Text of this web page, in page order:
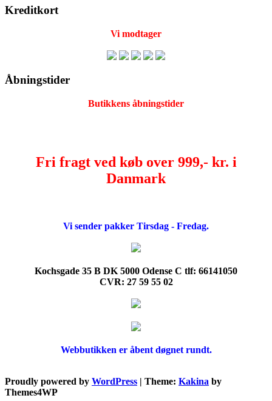
Kreditkort
Vi modtager
Åbningstider
Butikkens åbningstider
Fri fragt ved køb over 999,- kr. i
Danmark
Vi sender pakker Tirsdag - Fredag.
Kochsgade 35 B DK 5000 Odense C tlf: 66141050
CVR: 27 59 55 02
Webbutikken er åbent døgnet rundt.
Proudly powered by WordPress | Theme: Kakina by
Themes4WP